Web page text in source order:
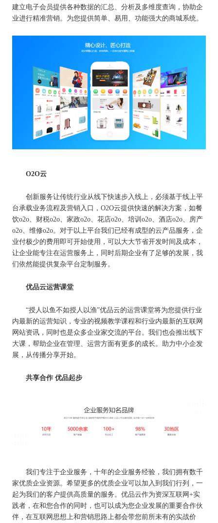
建立电子会员提供各种数据的汇总、分析及多维度查询，协助企
业进行精准营销。为您提供简单、易用、功能强大的商城系统。
O2O云
创新服务让传统行业从线下快速步入线上，必须基于线上平
台承载业务流程及营销入口，O2O云提供快速的解决方案，如餐
饮o2o、财税o2o、家政o2o、花店o2o、培训o2o、酒店o2o、房产
o2o、维修o2o。对于以上平台我们已经有成型的云产品服务，企
业付极少的费用即可开始使用，可以大大节省开发时间及成本，
让企业能专注在运营服务上，同时后期企业有了足够的发展，我
们依然能提供复杂平台定制服务。
优品云运营课堂
“授人以鱼不如授人以渔”优品云的运营课堂将为您提供行业
内最新的运营知识，专业的视频教学课程和行业内最新的互联网
网站资讯，同时也是众多企业家交流的平台。我们也会推出线下
大课，帮助企业在管理、运营方面有更多的成长。助力中小企发
展，从传播分享开始。
共享合作 优品起步
我们专注于企业服务，十年的企业服务经验，我们拥有数千
家优质企业资源。希望更多的优质企业可以加入到我们行列，一
起为我们的客户提供高质量的服务。优品云作为资深互联网+实
践者，在和您合作的同时，也可以成为您企业发展的重要合作伙
伴，在互联网思想上和营销思路上都会带您前所未有的实战价